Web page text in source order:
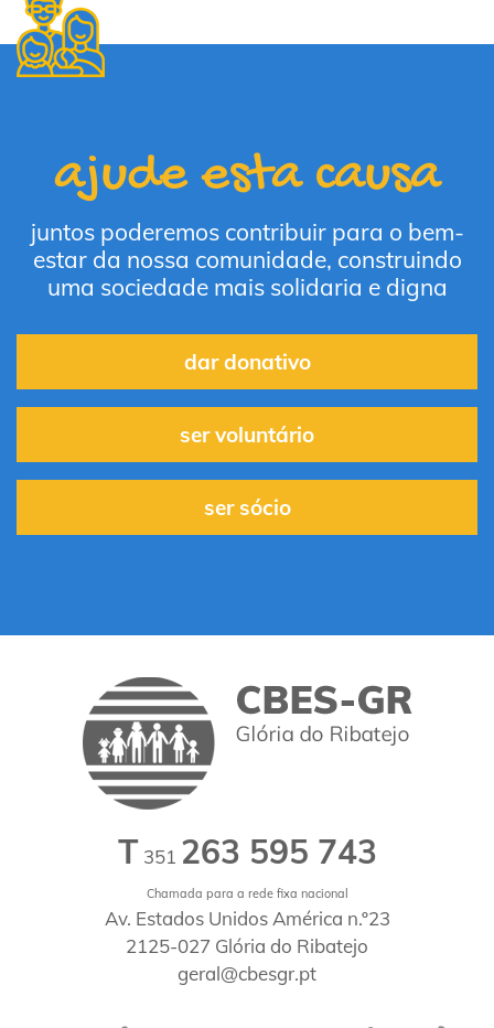
ajude esta causa
juntos poderemos contribuir para o bem-
estar da nossa comunidade, construindo
uma sociedade mais solidaria e digna
dar donativo
ser voluntário
ser sócio
T 351 263 595 743
Chamada para a rede fixa nacional
Av. Estados Unidos América n.º23
2125-027 Glória do Ribatejo
geral@cbesgr.pt